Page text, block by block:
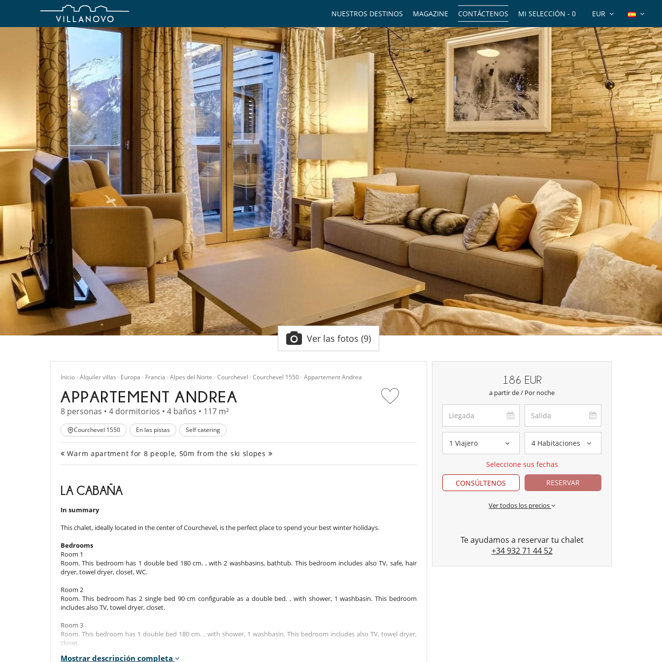
EUR
MI SELECCIÓN - 0
CONTÁCTENOS
MAGAZINE
NUESTROS DESTINOS
Ver las fotos (9)
Inicio Alquiler villas Europa Francia Alpes del Norte Courchevel Courchevel 1550 Appartement Andrea
APPARTEMENT ANDREA
8 personas • 4 dormitorios • 4 baños • 117 m²
Courchevel 1550 En las pistas Self catering
Warm apartment for 8 people, 50m from the ski slopes
LA CABAÑA
In summary
This chalet, ideally located in the center of Courchevel, is the perfect place to spend your best winter holidays.
Bedrooms
Room 1
Room. This bedroom has 1 double bed 180 cm. , with 2 washbasins, bathtub. This bedroom includes also TV, safe, hair
dryer, towel dryer, closet, WC.
Room 2
Room. This bedroom has 2 single bed 90 cm configurable as a double bed. , with shower, 1 washbasin. This bedroom
includes also TV, towel dryer, closet.
Room 3
Room. This bedroom has 1 double bed 180 cm. , with shower, 1 washbasin. This bedroom includes also TV, towel dryer,
closet.
Mostrar descripción completa
186 EUR
a partir de / Por noche
1 Viajero 4 Habitaciones
Seleccione sus fechas
CONSÚLTENOS
RESERVAR
Ver todos los precios
Te ayudamos a reservar tu chalet
+34 932 71 44 52